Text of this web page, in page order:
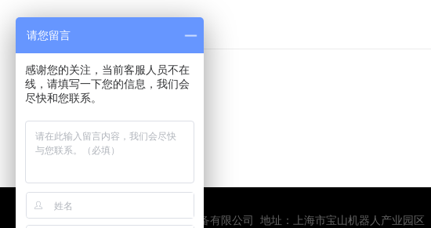
上一个：不锈钢钢丝绳索具
下一个：不锈钢钢丝绳吊绳
版权所有：上海皇嘉力起重设备有限公司 地址：上海市宝山机器人产业园区
请您留言
感谢您的关注，当前客服人员不在
线，请填写一下您的信息，我们会
尽快和您联系。